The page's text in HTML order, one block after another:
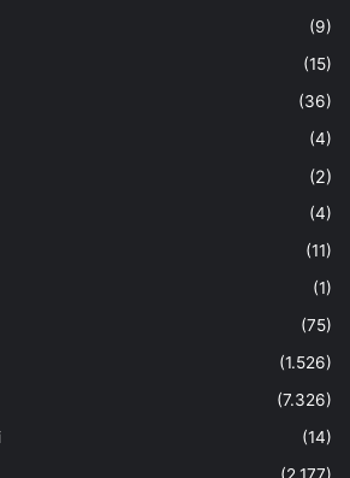
(9)
(15)
(36)
(4)
(2)
(4)
(11)
(1)
(75)
(1.526)
(7.326)
(14)
(2.177)